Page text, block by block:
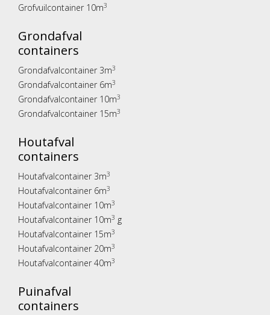
Grofvuilcontainer 10m3
Grondafval
containers
Grondafvalcontainer 3m3
Grondafvalcontainer 6m3
Grondafvalcontainer 10m3
Grondafvalcontainer 15m3
Houtafval
containers
Houtafvalcontainer 3m3
Houtafvalcontainer 6m3
Houtafvalcontainer 10m3
Houtafvalcontainer 10m3 g
Houtafvalcontainer 15m3
Houtafvalcontainer 20m3
Houtafvalcontainer 40m3
Puinafval
containers